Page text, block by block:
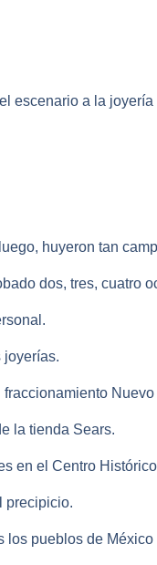
escenario a la joyería
huyeron tan
dos, tres, cuatro
joyerías.
Nuevo
la tienda Sears.
en el Centro
precipicio.
los pueblos de